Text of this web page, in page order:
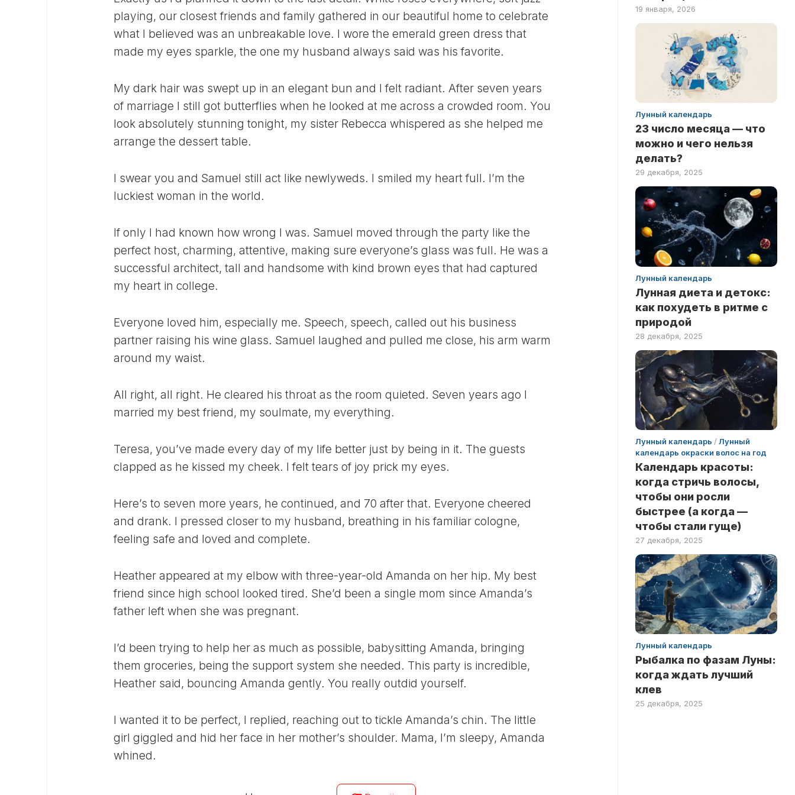
ЛУННЫЙ
ДЕНЬ
ЛУННЫЙ
25
ДЕНЬ
26
27
ЛУННЫЙ
ДЕНЬ
ЛУННЫЙ
ДЕНЬ
ЛУННЫЙ
ЛУННЫЙ
ДЕНЬ
playing, our closest friends and family gathered in our beautiful home to celebrate
what I believed was an unbreakable love. I wore the emerald green dress that
made my eyes sparkle, the one my husband always said was his favorite.
My dark hair was swept up in an elegant bun and I felt radiant. After seven years
of marriage I still got butterflies when he looked at me across a crowded room. You
look absolutely stunning tonight, my sister Rebecca whispered as she helped me
arrange the dessert table.
I swear you and Samuel still act like newlyweds. I smiled my heart full. I’m the
luckiest woman in the world.
If only I had known how wrong I was. Samuel moved through the party like the
perfect host, charming, attentive, making sure everyone’s glass was full. He was a
successful architect, tall and handsome with kind brown eyes that had captured
my heart in college.
Everyone loved him, especially me. Speech, speech, called out his business
partner raising his wine glass. Samuel laughed and pulled me close, his arm warm
around my waist.
All right, all right. He cleared his throat as the room quieted. Seven years ago I
married my best friend, my soulmate, my everything.
Teresa, you’ve made every day of my life better just by being in it. The guests
clapped as he kissed my cheek. I felt tears of joy prick my eyes.
Here’s to seven more years, he continued, and 70 after that. Everyone cheered
and drank. I pressed closer to my husband, breathing in his familiar cologne,
feeling safe and loved and complete.
Heather appeared at my elbow with three-year-old Amanda on her hip. My best
friend since high school looked tired. She’d been a single mom since Amanda’s
father left when she was pregnant.
I’d been trying to help her as much as possible, babysitting Amanda, bringing
them groceries, being the support system she needed. This party is incredible,
Heather said, bouncing Amanda gently. You really outdid yourself.
I wanted it to be perfect, I replied, reaching out to tickle Amanda’s chin. The little
girl giggled and hid her face in her mother’s shoulder. Mama, I’m sleepy, Amanda
whined.
19 января, 2026
Лунный календарь
23 число месяца — что
можно и чего нельзя
делать?
29 декабря, 2025
Лунный календарь
Лунная диета и детокс:
как похудеть в ритме с
природой
28 декабря, 2025
Лунный календарь /Лунный
календарь окраски волос на год
Календарь красоты:
когда стричь волосы,
чтобы они росли
быстрее (а когда —
чтобы стали гуще)
27 декабря, 2025
Лунный календарь
Рыбалка по фазам Луны:
когда ждать лучший
клев
25 декабря, 2025